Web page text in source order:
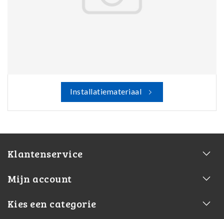
Installatiemateriaal
Klantenservice
Mijn account
Kies een categorie